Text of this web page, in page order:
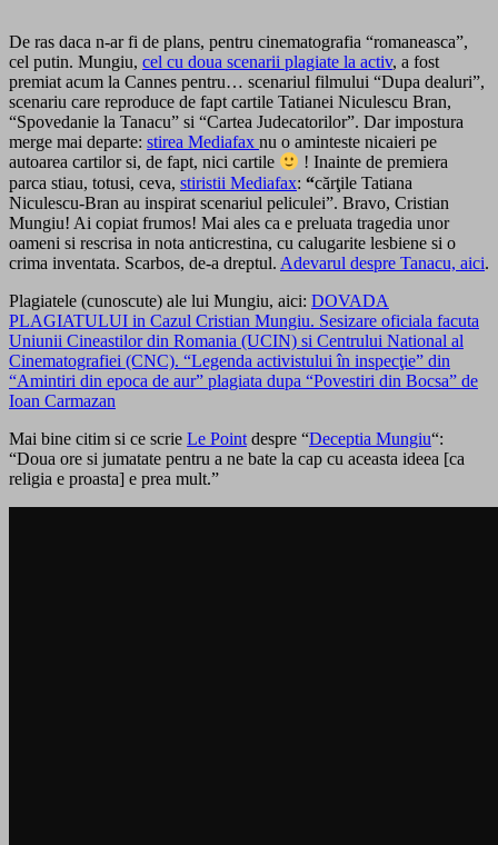
De ras daca n-ar fi de plans, pentru cinematografia “romaneasca”,
cel putin. Mungiu, cel cu doua scenarii plagiate la activ, a fost
premiat acum la Cannes pentru… scenariul filmului “Dupa dealuri”,
scenariu care reproduce de fapt cartile Tatianei Niculescu Bran,
“Spovedanie la Tanacu” si “Cartea Judecatorilor”. Dar impostura
merge mai departe: stirea Mediafax nu o aminteste nicaieri pe
autoarea cartilor si, de fapt, nici cartile
! Inainte de premiera
parca stiau, totusi, ceva, stiristii Mediafax: “cărţile Tatiana
Niculescu-Bran au inspirat scenariul peliculei”. Bravo, Cristian
Mungiu! Ai copiat frumos! Mai ales ca e preluata tragedia unor
oameni si rescrisa in nota anticrestina, cu calugarite lesbiene si o
crima inventata. Scarbos, de-a dreptul. Adevarul despre Tanacu, aici.
Plagiatele (cunoscute) ale lui Mungiu, aici: DOVADA
PLAGIATULUI in Cazul Cristian Mungiu. Sesizare oficiala facuta
Uniunii Cineastilor din Romania (UCIN) si Centrului National al
Cinematografiei (CNC). “Legenda activistului în inspecţie” din
“Amintiri din epoca de aur” plagiata dupa “Povestiri din Bocsa” de
Ioan Carmazan
Mai bine citim si ce scrie Le Point despre “Deceptia Mungiu“:
“Doua ore si jumatate pentru a ne bate la cap cu aceasta ideea [ca
religia e proasta] e prea mult.”